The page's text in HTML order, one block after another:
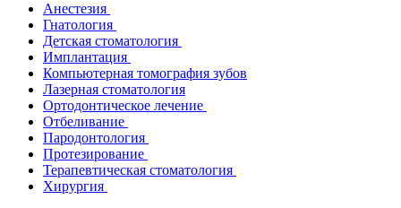
Анестезия
Гнатология
Детская стоматология
Имплантация
Компьютерная томография зубов
Лазерная стоматология
Ортодонтическое лечение
Отбеливание
Пародонтология
Протезирование
Терапевтическая стоматология
Хирургия